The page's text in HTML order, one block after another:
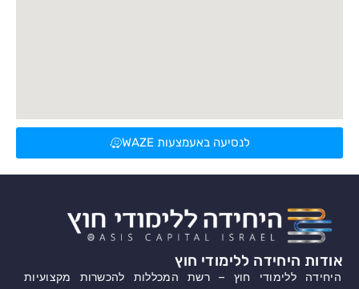
לנסיעה באעמצעות WAZE
אודות היחידה ללימודי חוץ
היחידה ללימודי חוץ – רשת המכללות להכשרות מקצועיות